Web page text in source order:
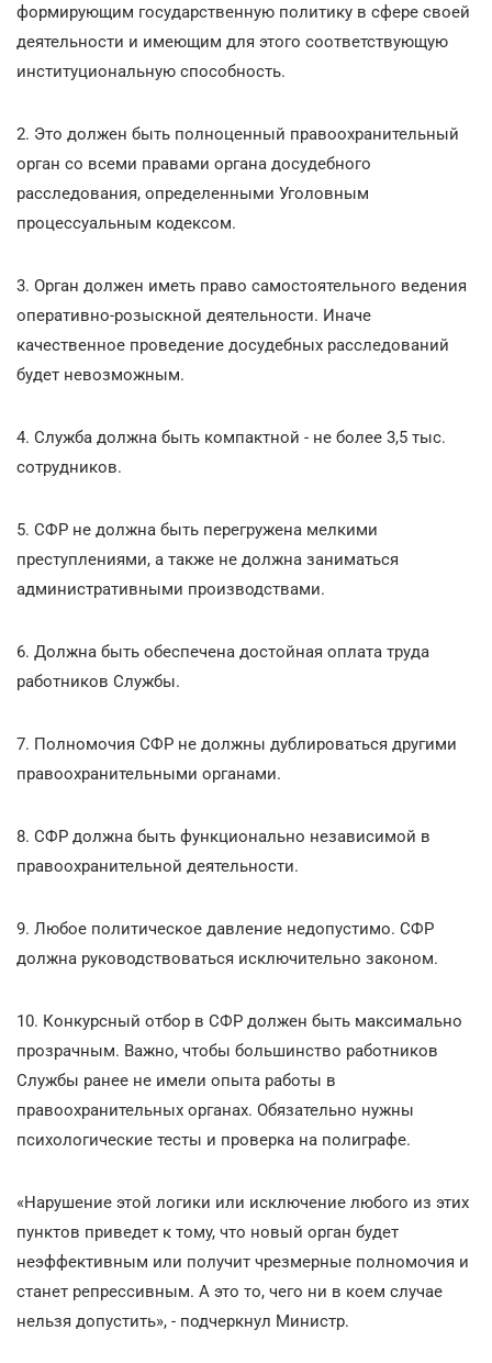
формирующим государственную политику в сфере своей
деятельности и имеющим для этого соответствующую
институциональную способность.
2. Это должен быть полноценный правоохранительный
орган со всеми правами органа досудебного
расследования, определенными Уголовным
процессуальным кодексом.
3. Орган должен иметь право самостоятельного ведения
оперативно-розыскной деятельности. Иначе
качественное проведение досудебных расследований
будет невозможным.
4. Служба должна быть компактной - не более 3,5 тыс.
сотрудников.
5. СФР не должна быть перегружена мелкими
преступлениями, а также не должна заниматься
административными производствами.
6. Должна быть обеспечена достойная оплата труда
работников Службы.
7. Полномочия СФР не должны дублироваться другими
правоохранительными органами.
8. СФР должна быть функционально независимой в
правоохранительной деятельности.
9. Любое политическое давление недопустимо. СФР
должна руководствоваться исключительно законом.
10. Конкурсный отбор в СФР должен быть максимально
прозрачным. Важно, чтобы большинство работников
Службы ранее не имели опыта работы в
правоохранительных органах. Обязательно нужны
психологические тесты и проверка на полиграфе.
«Нарушение этой логики или исключение любого из этих
пунктов приведет к тому, что новый орган будет
неэффективным или получит чрезмерные полномочия и
станет репрессивным. А это то, чего ни в коем случае
нельзя допустить», - подчеркнул Министр.